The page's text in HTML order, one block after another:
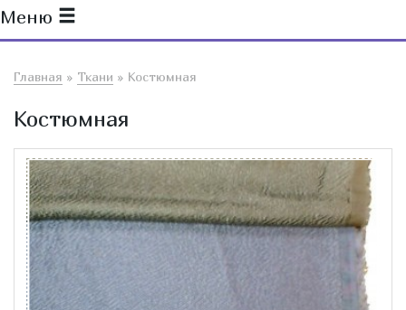
Меню
Главная » Ткани » Костюмная
Костюмная